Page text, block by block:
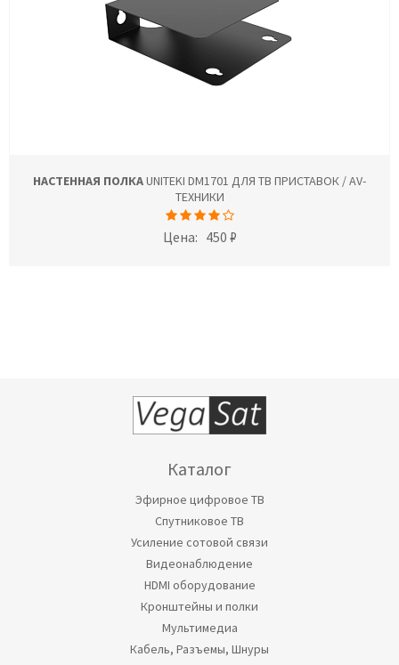
НАСТЕННАЯ ПОЛКАUNITEKI DM1701 ДЛЯ ТВ ПРИСТАВОК / AV-
ТЕХНИКИ
Цена: 450 ₽
Каталог
Эфирное цифровое ТВ
Спутниковое ТВ
Усиление сотовой связи
Видеонаблюдение
HDMI оборудование
Кронштейны и полки
Мультимедиа
Кабель, Разъемы, Шнуры